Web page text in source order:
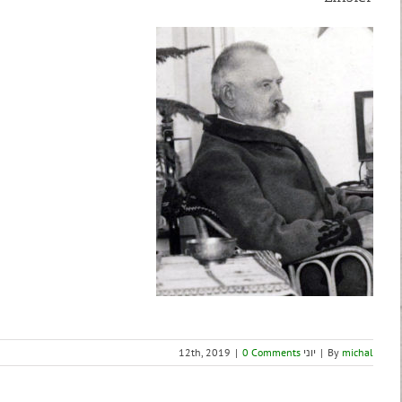
By michal
| יוני 12th, 2019 | 0 Comments